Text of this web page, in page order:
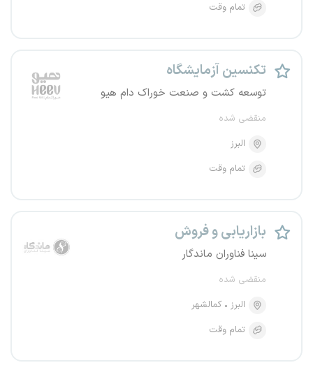
تمام وقت
تکنسین آزمایشگاه
توسعه کشت و صنعت خوراک دام هیو
منقضی شده
البرز
تمام وقت
بازاریابی و فروش
سینا فناوران ماندگار
منقضی شده
البرز
کمالشهر
تمام وقت